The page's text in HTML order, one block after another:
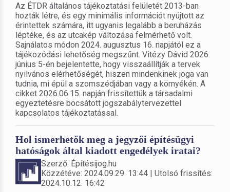
Az ÉTDR általános tájékoztatási felületét 2013-ban
hozták létre, és egy minimális információt nyújtott az
érintettek számára, itt ugyanis legalább a beruházás
léptéke, és az utcakép változása felmérhető volt.
Sajnálatos módon 2024. augusztus 16. napjától ez a
tájékozódási lehetőség megszűnt. Vitézy Dávid 2026.
június 5-én bejelentette, hogy visszaállítják a tervek
nyilvános elérhetőségét, hiszen mindenkinek joga van
tudnia, mi épül a szomszédjában vagy a környékén. A
cikket 2026.06.15. napján frissítettük a társadalmi
egyeztetésre bocsátott jogszabálytervezettel
kapcsolatos tájékoztatással.
Hol ismerhetők meg a jegyzői építésügyi
hatóságok által kiadott engedélyek iratai?
Szerző: Építésijog.hu
Közzétéve: 2024.09.29. 13:44 | Utolsó frissítés:
2024.10.12. 16:42